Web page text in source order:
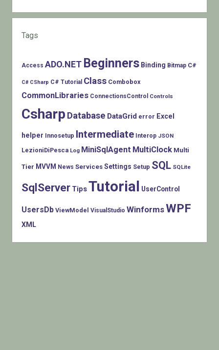
Tags
Access ADO.NET Beginners Binding Bitmap C#
C# CSharp C# Tutorial Class Combobox
CommonLibraries ConnectionsControl Controls
Csharp Database DataGrid error Excel
helper Innosetup Intermediate Interop JSON
LezioniDiPesca Log MiniSqlAgent MultiClock Multi
Tier MVVM News Services Settings Setup SQL SQLite
SqlServer TipsTutorial UserControl
UsersDb ViewModel VisualStudio WinformsWPF
XML